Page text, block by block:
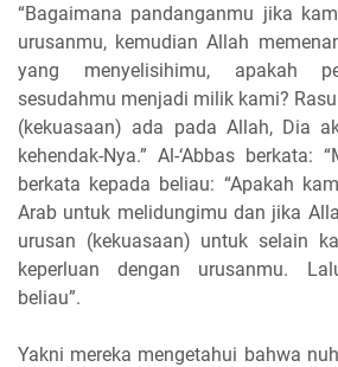
“Bagaimana pandanganmu jika
urusanmu, kemudian Allah
yang menyelisihimu, apakah
sesudahmu menjadi milik kami?
(kekuasaan) ada pada Allah, Dia
kehendak-Nya.” Al-‘Abbas berkata:
berkata kepada beliau: “Apakah
Arab untuk melidungimu dan jika
urusan (kekuasaan) untuk selain
keperluan dengan urusanmu.
beliau”.
Yakni mereka mengetahui bahwa